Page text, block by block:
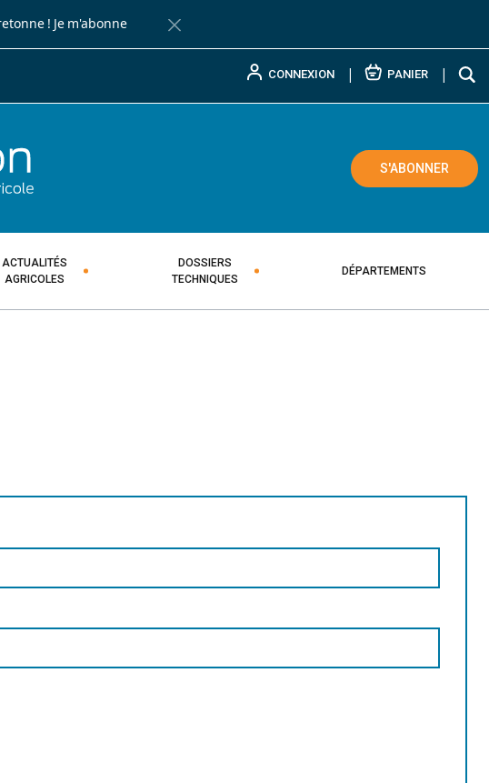
! Je m'abonne
Fermer la barre de notification
CONNEXION PANIER
S'ABONNER
ACTUALITÉS
AGRICOLES
DOSSIERS
TECHNIQUES
DÉPARTEMENTS